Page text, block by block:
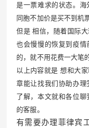
是一票难求的状态。
同胞不加价是买不到机
但是 相信，随着国际
也会慢慢的恢复到疫
的，就不用花费一大笔
以上内容就是 想和大
章能让找我们协助办
了解，本文就和各位
的客服。
有需要办理菲律宾